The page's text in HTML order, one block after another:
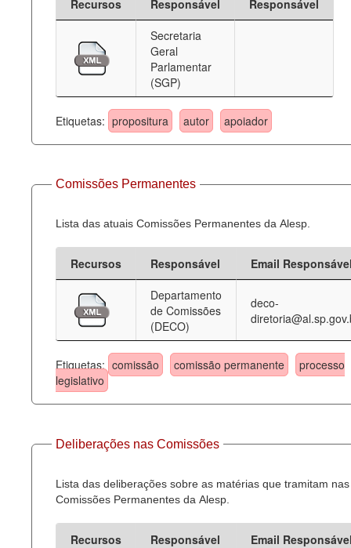
Deputados Estaduais
Administração
Agenda
Perguntas frequentes
Contato
Recursos Responsável
Responsável
Secretaria
Geral
Parlamentar
(SGP)
Etiquetas: propositura autor apoiador
Comissões Permanentes
Lista das atuais Comissões Permanentes da Alesp.
Recursos Responsável
Email
Departamento
de Comissões
(DECO)
deco-
Etiquetas: comissão comissão permanente
processo
legislativo
Deliberações nas Comissões
Lista das deliberações sobre as matérias que tramitam nas
Comissões Permanentes da Alesp.
Recursos Responsável
Email